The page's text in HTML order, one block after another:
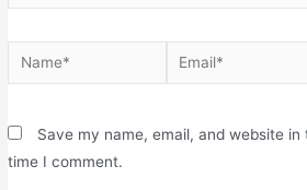
Save my name, email, and website
time I comment.